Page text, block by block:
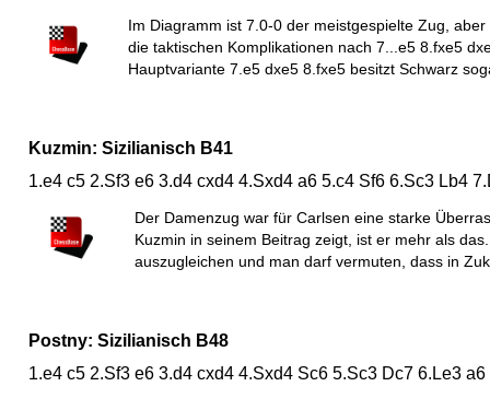
Im Diagramm ist 7.0-0 der meistgespielte Zug,
die taktischen Komplikationen nach 7...e5 8.fxe5
Hauptvariante 7.e5 dxe5 8.fxe5 besitzt Schwarz
Kuzmin: Sizilianisch B41
1.e4 c5 2.Sf3 e6 3.d4 cxd4 4.Sxd4 a6 5.c4 Sf6 6.Sc3 Lb4
Der Damenzug war für Carlsen eine starke
Kuzmin in seinem Beitrag zeigt, ist er mehr als
auszugleichen und man darf vermuten, dass in
Postny: Sizilianisch B48
1.e4 c5 2.Sf3 e6 3.d4 cxd4 4.Sxd4 Sc6 5.Sc3 Dc7 6.Le3 a6